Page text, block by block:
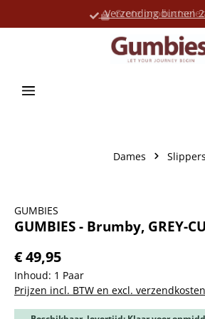
Verzending binnen
Grote
Dames Slippers
GUMBIES
GUMBIES - Brumby, GREY-
€ 49,95
Inhoud: 1 Paar
Prijzen incl. BTW en excl. verzendkosten